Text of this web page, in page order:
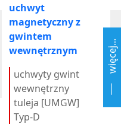
uchwyt
magnetyczny z
gwintem
wewnętrznym
uchwyty gwint
wewnętrzny
tuleja [UMGW]
Typ-D
więcej...